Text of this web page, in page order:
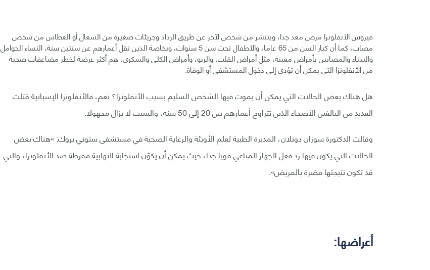
فيروس الأنفلونزا مرض معد جدا، وينتشر من شخص لآخر عن طريق الرذاذ وجزيئات صغيرة من السعال أو العطاس من شخص
مصاب، كما أن كبار السن من 65 عاما، والأطفال تحت سن 5 سنوات، وبخاصة الذين تقل أعمارهم عن سنتين سنة، النساء الحوامل
والبدناء والمصابين بأمراض معينة، مثل أمراض القلب، والربو، وأمراض الكلي والسكري، هم أكثر عرضة لخطر مضاعفات صحية
من الأنفلونزا التي يمكن أن تؤدي إلى دخول المستشفى أو الوفاة.
هل هناك بعض الحالات التي يمكن أن يموت فيها الشخص السليم بسبب الأنفلونزا؟ نعم، فالأنفلونزا الإسبانية قتلت
العديد من البالغين الأصحاء الذين تتراوح أعمارهم بين 20 إلى 50 سنة، والسبب لا يزال مجهولا.
وقالت الدكتورة سوزان دونلان، المديرة الطبية لعلم الأوبئة والرعاية الصحية في مستشفى ستوني بروك: »هناك بعض
الحالات التي يكون فيها رد فعل الجهاز المناعي قويا جدا، حيث يمكن أن يكوّن استجابة التهابية مفرطة ضد الأنفلونزا، والتي
قد تكون نتيجتها مضرة بالمريض».
أعراضها: